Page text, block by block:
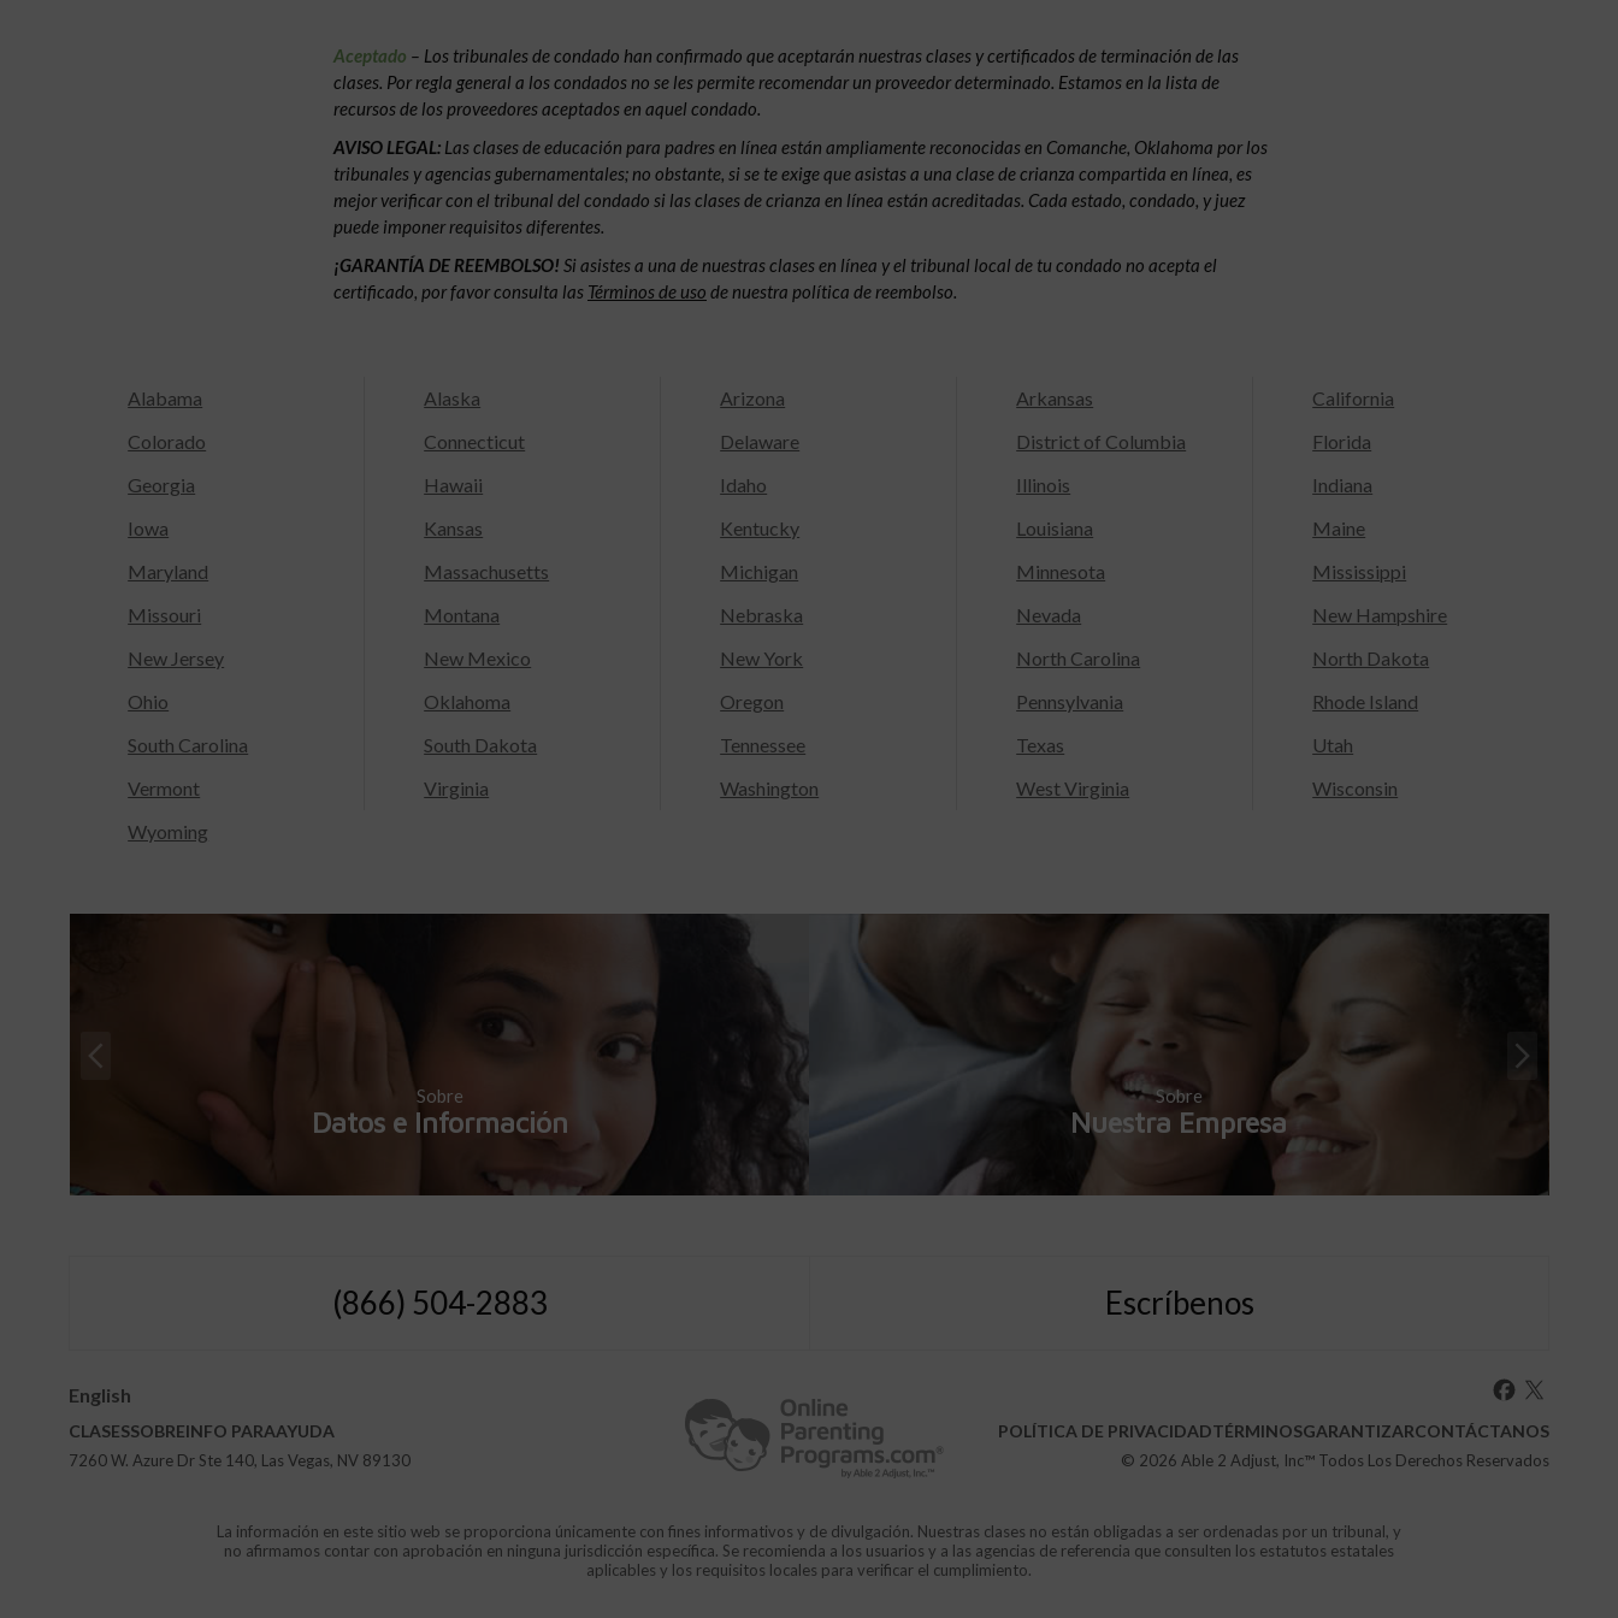
Aceptado – Los tribunales de condado han confirmado que aceptarán nuestras clases y certificados de terminación de las
clases. Por regla general a los condados no se les permite recomendar un proveedor determinado. Estamos en la lista de
recursos de los proveedores aceptados en aquel condado.
AVISO LEGAL: Las clases de educación para padres en línea están ampliamente reconocidas en Comanche, Oklahoma por los
tribunales y agencias gubernamentales; no obstante, si se te exige que asistas a una clase de crianza compartida en línea, es
mejor verificar con el tribunal del condado si las clases de crianza en línea están acreditadas. Cada estado, condado, y juez
puede imponer requisitos diferentes.
¡GARANTÍA DE REEMBOLSO! Si asistes a una de nuestras clases en línea y el tribunal local de tu condado no acepta el
certificado, por favor consulta las Términos de uso de nuestra política de reembolso.
Alabama Alaska Arizona Arkansas
California
Colorado
Connecticut Delaware District of Columbia
Florida
Georgia
Hawaii Idaho Illinois
Indiana
Iowa
Kansas Kentucky Louisiana
Maine
Maryland
Massachusetts Michigan Minnesota
Mississippi
Missouri
Montana Nebraska Nevada
New Hampshire
New Jersey
New Mexico New York North Carolina
North Dakota
Ohio
Oklahoma Oregon Pennsylvania
Rhode Island
South Carolina
South Dakota Tennessee Texas
Utah
Vermont
Virginia Washington West Virginia
Wisconsin
Wyoming
Sobre
Datos e Información
Sobre
Nuestra Empresa
(866) 504-2883 Escríbenos
English
CLASESSOBREINFO PARAAYUDA POLÍTICA DE PRIVACIDADTÉRMINOSGARANTIZARCONTÁCTANOS
7260 W. Azure Dr Ste 140, Las Vegas, NV 89130 © 2026 Able 2 Adjust, Inc™ Todos Los Derechos Reservados
La información en este sitio web se proporciona únicamente con fines informativos y de divulgación. Nuestras clases no están obligadas a ser ordenadas por un tribunal, y
no afirmamos contar con aprobación en ninguna jurisdicción específica. Se recomienda a los usuarios y a las agencias de referencia que consulten los estatutos estatales
aplicables y los requisitos locales para verificar el cumplimiento.